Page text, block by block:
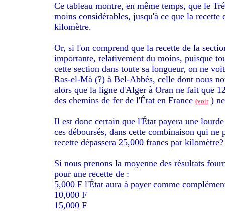
Ce tableau montre, en même temps, que le
moins considérables, jusqu'à ce que la
kilomètre.
Or, si l'on comprend que la recette de la
importante, relativement du moins, puisque
cette section dans toute sa longueur, on ne
Ras-el-Mà (?) à Bel-Abbès, celle dont nous
alors que la ligne d'Alger à Oran ne fait que
des chemins de fer de l'État en France (voir) ne
Il est donc certain que l'État payera une
ces déboursés, dans cette combinaison qui
recette dépassera 25,000 francs par kilomètre?
Si nous prenons la moyenne des résultats
pour une recette de :
5,000 F l'État aura à payer comme
10,000 F
15,000 F